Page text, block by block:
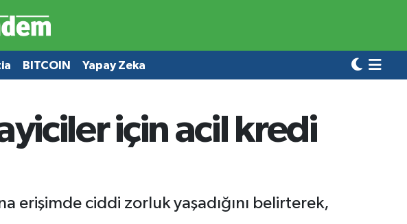
BITCOIN Yapay Zeka
için acil kredi
erişimde ciddi zorluk yaşadığını belirterek,